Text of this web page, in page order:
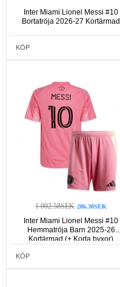
Inter Miami Lionel Messi #10
Bortatröja 2026-27 Kortärmad
KÖP
1 002.58SEK 286.30SEK
Inter Miami Lionel Messi #10
Hemmatröja Barn 2025-26
Kortärmad (+ Korta byxor)
KÖP